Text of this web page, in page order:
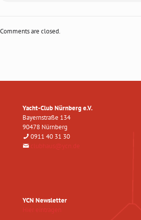
Comments are closed.
Yacht-Club Nürnberg e.V.
Bayernstraße 134
90478 Nürnberg
0911 40 31 30
clubhaus@ycn.de
YCN Newsletter
Hier eintragen